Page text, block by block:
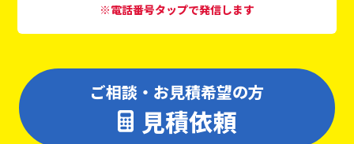
※電話番号タップで発信します
ご相談・お見積希望の方
見積依頼